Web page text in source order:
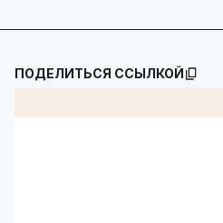
ПОДЕЛИТЬСЯ ССЫЛКОЙ